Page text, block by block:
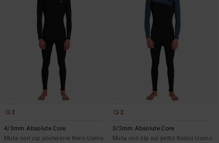
2
4/3mm Absolute Core
Muta con zip posteriore Nero Uomo
2
3/2mm Absolute Core
Muta con zip sul petto Rosso Uomo